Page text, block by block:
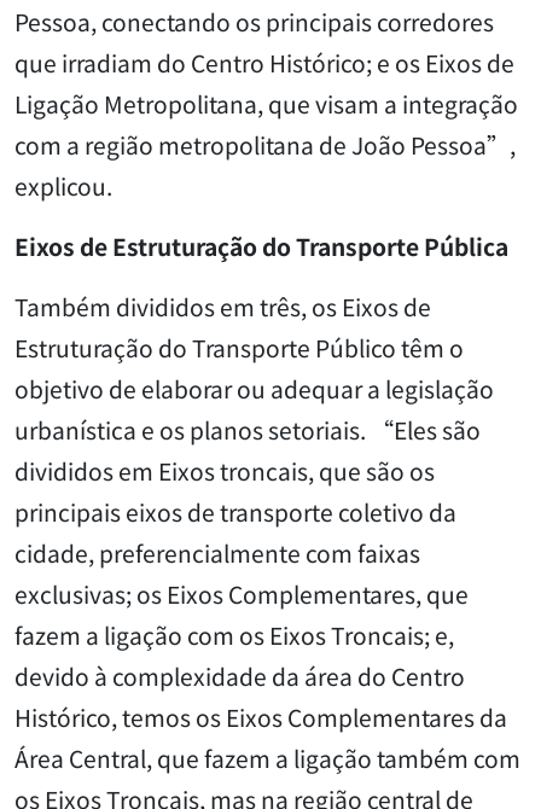
Pessoa, conectando os principais corredores
que irradiam do Centro Histórico; e os Eixos de
Ligação Metropolitana, que visam a integração
com a região metropolitana de João Pessoa”,
explicou.
Eixos de Estruturação do Transporte Pública
Também divididos em três, os Eixos de
Estruturação do Transporte Público têm o
objetivo de elaborar ou adequar a legislação
urbanística e os planos setoriais. “Eles são
divididos em Eixos troncais, que são os
principais eixos de transporte coletivo da
cidade, preferencialmente com faixas
exclusivas; os Eixos Complementares, que
fazem a ligação com os Eixos Troncais; e,
devido à complexidade da área do Centro
Histórico, temos os Eixos Complementares da
Área Central, que fazem a ligação também com
os Eixos Troncais, mas na região central de